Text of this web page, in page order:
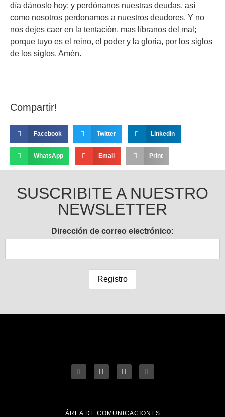
día dánoslo hoy; y perdónanos nuestras deudas, así
como nosotros perdonamos a nuestros deudores. Y no
nos dejes caer en la tentación, mas líbranos del mal;
porque tuyo es el reino, el poder y la gloria, por los siglos
de los siglos. Amén.
Compartir!
Facebook Twitter LinkedIn
WhatsApp Email Print
SUSCRIBITE A NUESTRO
NEWSLETTER
Dirección de correo electrónico:
ÁREA DE COMUNICACIONES